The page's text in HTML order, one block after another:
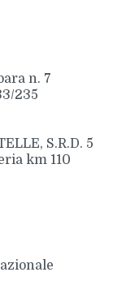
n. 7
235
S.R.D. 5
km 110